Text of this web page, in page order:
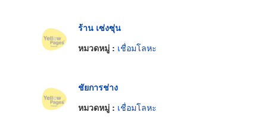
ร้าน เซ่งซุ่น
หมวดหมู่ : เชื่อมโลหะ
ชัยการช่าง
หมวดหมู่ : เชื่อมโลหะ